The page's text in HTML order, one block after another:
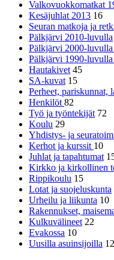
Valkovuokkomatkat
Kesäjuhlat 2013 16
Seuran matkoja ja
Pälkjärvi 2010-luvulla
Pälkjärvi 2000-luvulla
Pälkjärvi 1990-luvulla
Hautakivet 45
SA-kuvat 15
Perheet, pariskunnat,
Henkilöt82
Työ ja työntekijät 72
Koulu 29
Yhdistys- ja
Kerhot ja kurssit 10
Juhlat ja tapahtumat
Kirkko ja kirkollinen
Rippikoulu 15
Lotat ja suojeluskunta
Urheilu ja liikunta 10
Rakennukset,
Kulkuvälineet 22
Evakossa 10
Uusilla asuinsijoilla 12